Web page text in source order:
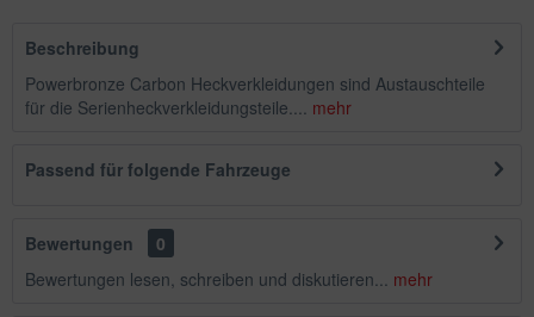
Beschreibung
Powerbronze Carbon Heckverkleidungen sind Austauschteile
für die Serienheckverkleidungsteile.... mehr
Passend für folgende Fahrzeuge
Bewertungen
0
Bewertungen lesen, schreiben und diskutieren... mehr